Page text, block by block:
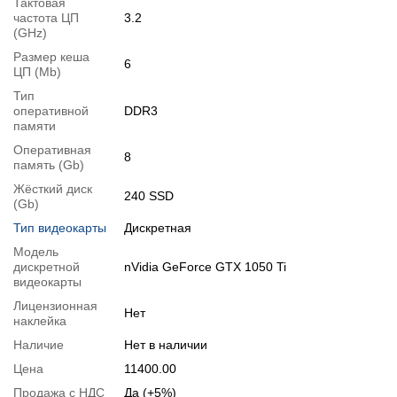
О процессоре
шаленими темпами, і на сьогоднішній день пентіум архітектури
Haswell (Pentium G2120 наприклад) продуктивніший на
третину за Core i3-560, а це топовий кор і3 першого покоління.
Тому не дивні коменти що навіть пегтіум нині може тягнути з
частота ЦП
(GHz)
3.2
Размер кеша
ЦП (Mb)
6
Тип
оперативной
памяти
DDR3
Оперативная
память (Gb)
8
Жёсткий диск
(Gb)
240 SSD
Тип видеокарты
Дискретная
Модель
дискретной
видеокарты
nVidia GeForce GTX 1050 Ti
Лицензионная
наклейка
Нет
Наличие
Нет в наличии
Цена
11400.00
Продажа с НДС
Да (+5%)